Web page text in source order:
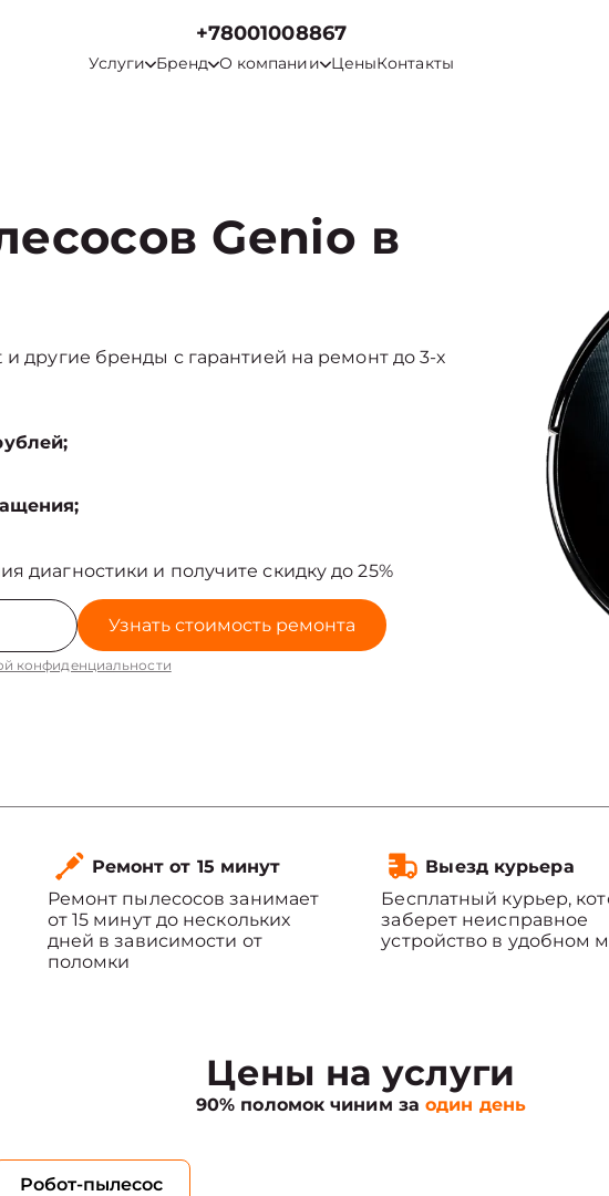
+78001008867
Услуги Бренд О компании ЦеныКонтакты
Genio в
другие бренды с гарантией на ремонт до 3-х
диагностики и получите скидку до 25%
Узнать стоимость ремонта
конфиденциальности
Ремонт от 15 минут
Ремонт пылесосов занимает
от 15 минут до нескольких
дней в зависимости от
поломки
Выезд курьера
Бесплатный курьер,
заберет неисправное
устройство в удобном
Цены на услуги
90% поломок чиним заодин день
Робот-пылесос